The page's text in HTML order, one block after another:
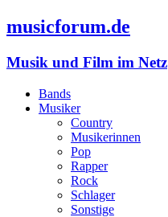
musicforum.de
Musik und Film im Netz
Bands
Musiker
Country
Musikerinnen
Pop
Rapper
Rock
Schlager
Sonstige